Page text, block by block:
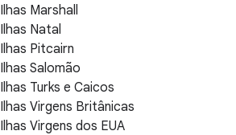
Ilhas Marshall
Ilhas Natal
Ilhas Pitcairn
Ilhas Salomão
Ilhas Turks e Caicos
Ilhas Virgens Britânicas
Ilhas Virgens dos EUA